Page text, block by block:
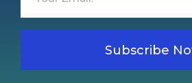
Subscribe